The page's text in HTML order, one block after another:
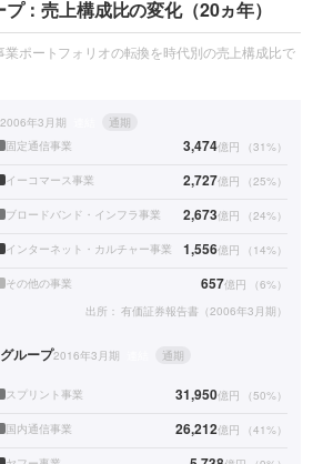
：売上構成比の変化（20ヵ年）
業ポートフォリオの転換を時代別の売上構成比で
2006年3月期
通期
固定通信事業
3,474億円 （31%）
イーコマース事業 2,727億円 （25%）
ブロードバンド・インフラ事業 2,673億円 （24%）
インターネット・カルチャー事業 1,556億円 （ 14%）
その他の事業 657億円 （6%）
出所： 有価証券報告書（2006年3月期）
ループ2016年3月期 通期
スプリント事業 31,950億円 （50%）
国内通信事業 26,212億円 （41%）